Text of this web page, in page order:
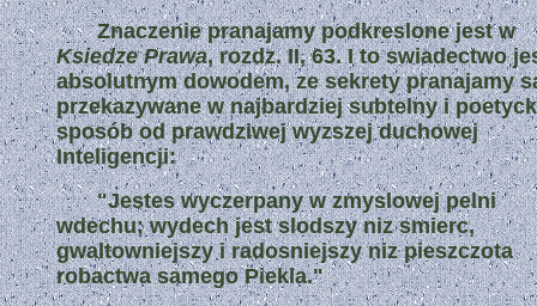
Znaczenie pranajamy podkreslone jest w
Ksiedze Prawa, rozdz. II, 63. I to swiadectwo
absolutnym dowodem, ze sekrety pranajamy
przekazywane w najbardziej subtelny i
sposób od prawdziwej wyzszej duchowej
Inteligencji:
"Jestes wyczerpany w zmyslowej pelni
wdechu; wydech jest slodszy niz smierc,
gwaltowniejszy i radosniejszy niz pieszczota
robactwa samego Piekla."